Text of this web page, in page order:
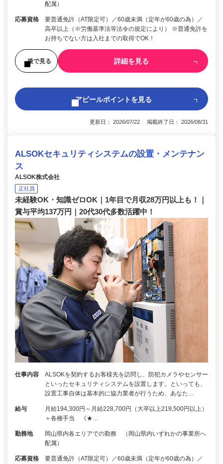
配属）
応募資格
要普通免許（AT限定可）／60歳未満（定年が60歳の為）／
高卒以上（※労働基準法等法令の規定により） ※普通免許を
お持ちでない方は入社までの取得でOK！
後で見る 詳細を見る
アピールポイントを見る
更新日： 2026/07/22 掲載終了日： 2026/08/31
ALSOKセキュリティシステムの設置・メンテナン
ス
ALSOK株式会社
正社員
未経験OK・知識ゼロOK｜1年目で月収28万円以上も！｜
賞与平均137万円｜20代30代多数活躍中！
仕事内容
ALSOKを契約するお客様先を訪問し、防犯カメラやセンサー
といったセキュリティシステムを設置します。といっても、
設置工事自体は基本的に協力業者が行うため、あなた…
給与
月給194,300円～月給228,700円（大卒以上219,500円以上）
＋各種手当 《★…
勤務地
岡山県内各エリアでの勤務 （岡山県内いずれかの事業所へ
配属）
応募資格 要普通免許（AT限定可）／60歳未満（定年が60歳の為）／